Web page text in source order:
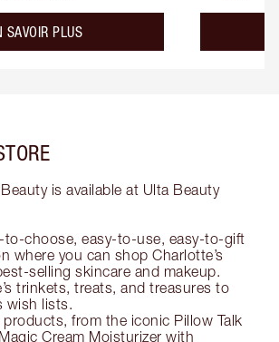
SAVOIR PLUSabout the
is available at Ulta Beauty
to-choose, easy-to-use, easy-to-gift
where you can shop Charlotte’s
selling skincare and makeup.
trinkets, treats, and treasures to
wish lists.
from the iconic Pillow Talk
Cream Moisturizer with